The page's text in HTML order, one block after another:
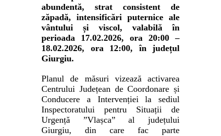
abundentă, strat consistent de
zăpadă, intensificări puternice ale
vântului și viscol, valabilă în
perioada 17.02.2026, ora 20:00 –
18.02.2026, ora 12:00, în județul
Giurgiu.
Planul de măsuri vizează activarea
Centrului Județean de Coordonare și
Conducere a Intervenției la sediul
Inspectoratului pentru Situații de
Urgență ”Vlașca” al județului
Giurgiu, din care fac parte